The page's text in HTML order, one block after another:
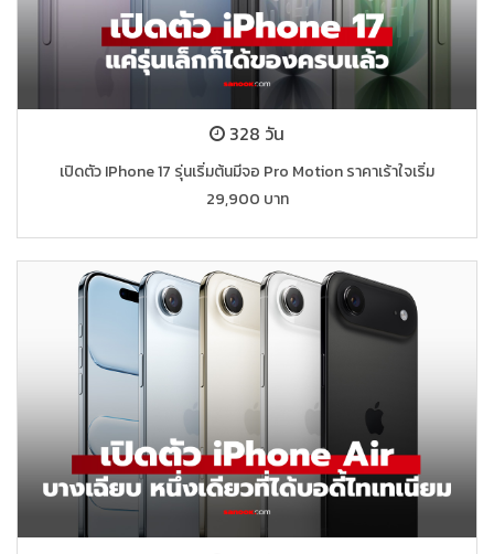
328 วัน
เปิดตัว IPhone 17 รุ่นเริ่มต้นมีจอ Pro Motion ราคาเร้าใจเริ่ม
29,900 บาท